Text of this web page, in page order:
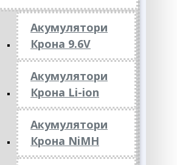
Акумулятори
Крона 9.6V
Акумулятори
Крона Li-ion
Акумулятори
Крона NiMH